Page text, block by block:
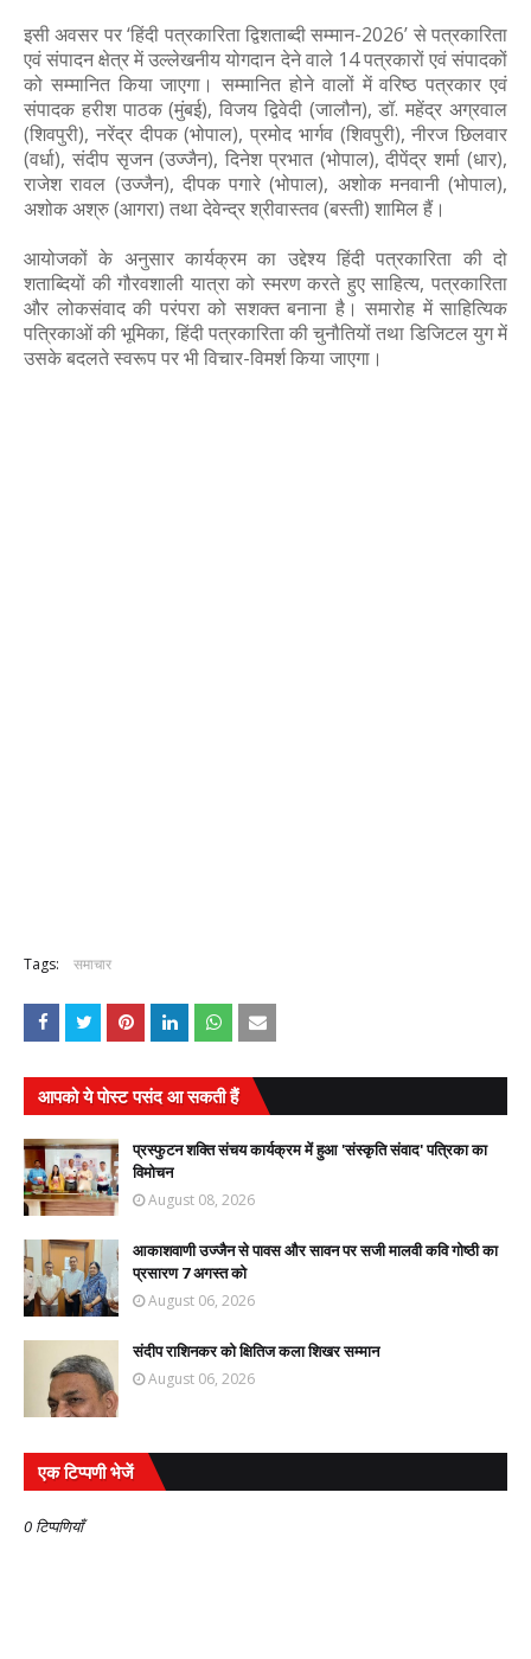
इसी अवसर पर ‘हिंदी पत्रकारिता द्विशताब्दी सम्मान-2026’ से पत्रकारिता
एवं संपादन क्षेत्र में उल्लेखनीय योगदान देने वाले 14 पत्रकारों एवं संपादकों
को सम्मानित किया जाएगा। सम्मानित होने वालों में वरिष्ठ पत्रकार एवं
संपादक हरीश पाठक (मुंबई), विजय द्विवेदी (जालौन), डॉ. महेंद्र अग्रवाल
(शिवपुरी), नरेंद्र दीपक (भोपाल), प्रमोद भार्गव (शिवपुरी), नीरज छिलवार
(वर्धा), संदीप सृजन (उज्जैन), दिनेश प्रभात (भोपाल), दीपेंद्र शर्मा (धार),
राजेश रावल (उज्जैन), दीपक पगारे (भोपाल), अशोक मनवानी (भोपाल),
अशोक अश्रु (आगरा) तथा देवेन्द्र श्रीवास्तव (बस्ती) शामिल हैं।
आयोजकों के अनुसार कार्यक्रम का उद्देश्य हिंदी पत्रकारिता की दो
शताब्दियों की गौरवशाली यात्रा को स्मरण करते हुए साहित्य, पत्रकारिता
और लोकसंवाद की परंपरा को सशक्त बनाना है। समारोह में साहित्यिक
पत्रिकाओं की भूमिका, हिंदी पत्रकारिता की चुनौतियों तथा डिजिटल युग में
उसके बदलते स्वरूप पर भी विचार-विमर्श किया जाएगा।
Tags: समाचार
आपको ये पोस्ट पसंद आ सकती हैं
प्रस्फुटन शक्ति संचय कार्यक्रम में हुआ 'संस्कृति संवाद' पत्रिका का
विमोचन
August 08, 2026
आकाशवाणी उज्जैन से पावस और सावन पर सजी मालवी कवि गोष्ठी का
प्रसारण 7 अगस्त को
August 06, 2026
संदीप राशिनकर को क्षितिज कला शिखर सम्मान
August 06, 2026
एक टिप्पणी भेजें
0 टिप्पणियाँ